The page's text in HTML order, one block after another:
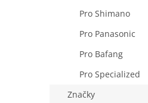
Pro Shimano
Pro Panasonic
Pro Bafang
Pro Specialized
Značky